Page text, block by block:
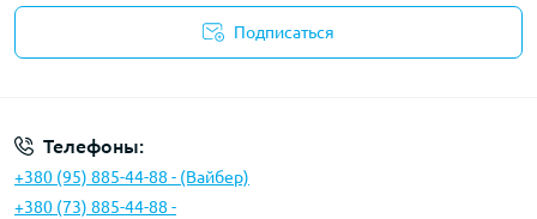
Подписаться
Телефоны:
+380 (95) 885-44-88 - (Вайбер)
+380 (73) 885-44-88 -